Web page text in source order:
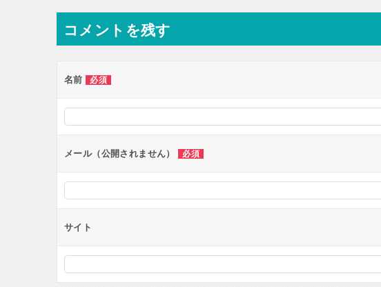
ナ
ビ
ー
ョ
ン
コメントを残す
名前 必須
メール（公開されません） 必須
サイト